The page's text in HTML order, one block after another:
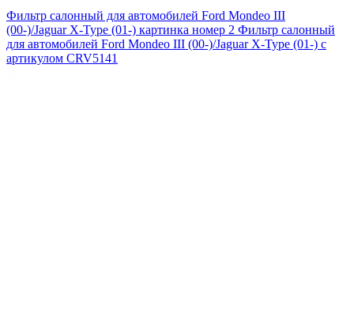
Фильтр салонный для автомобилей Ford Mondeo III
(00-)/Jaguar X-Type (01-) картинка номер 2 Фильтр салонный
для автомобилей Ford Mondeo III (00-)/Jaguar X-Type (01-) с
артикулом CRV5141